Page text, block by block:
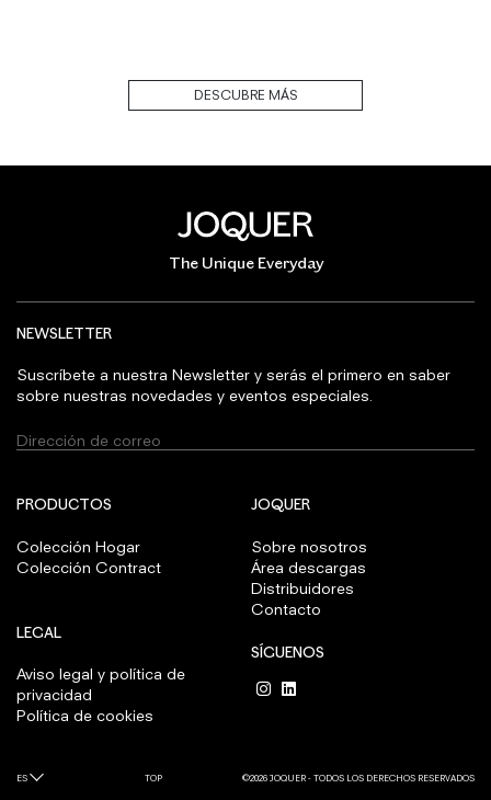
DESCUBRE MÁS
The Unique Everyday
NEWSLETTER
Suscríbete a nuestra Newsletter y serás el primero en saber
sobre nuestras novedades y eventos especiales.
JOQUER
Sobre nosotros
Área descargas
Distribuidores
Contacto
SÍGUENOS
PRODUCTOS
Colección Hogar
Colección Contract
LEGAL
Aviso legal y política de
privacidad
Política de cookies
ES TOP ©2026 JOQUER - TODOS LOS DERECHOS RESERVADOS